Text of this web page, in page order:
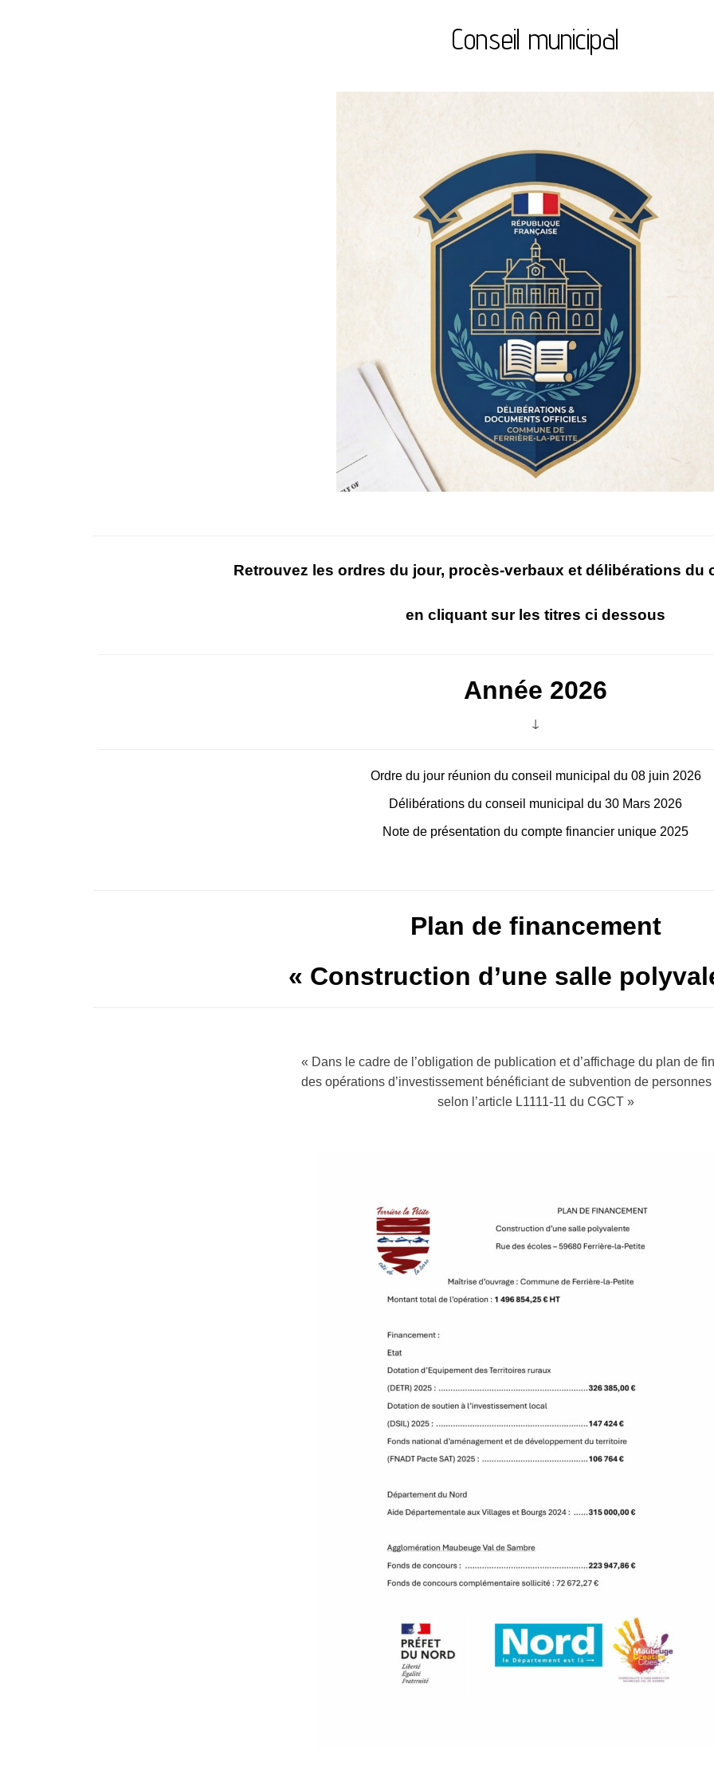
Conseil municipal
Retrouvez les ordres du jour, procès-verbaux et délibérations du
en cliquant sur les titres ci dessous
Année 2026
↓
Ordre du jour réunion du conseil municipal du 08 juin 2026
Délibérations du conseil municipal du 30 Mars 2026
Note de présentation du compte financier unique 2025
Plan de financement
« Construction d’une salle
« Dans le cadre de l’obligation de publication et d’affichage du plan de
des opérations d’investissement bénéficiant de subvention de
selon l’article L1111-11 du CGCT »